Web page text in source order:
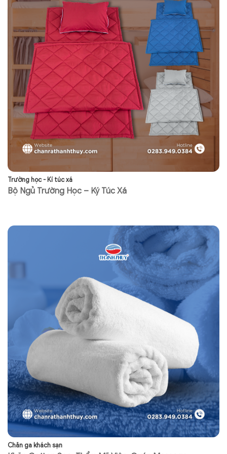
Trường học - Kí túc xá
Bộ Ngủ Trường Học – Ký Túc Xá
Chăn ga khách sạn